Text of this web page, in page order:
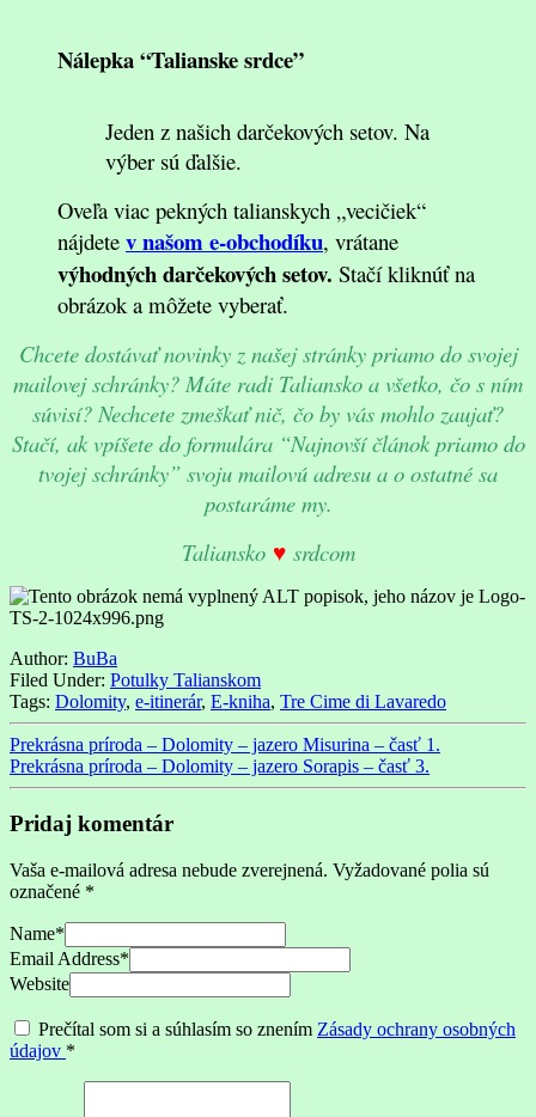
Nálepka “Talianske srdce”
Jeden z našich darčekových setov. Na
výber sú ďalšie.
Oveľa viac pekných talianskych „vecičiek“
nájdete v našom e-obchodíku, vrátane
výhodných darčekových setov. Stačí kliknúť na
obrázok a môžete vyberať.
Chcete dostávať novinky z našej stránky priamo do svojej
mailovej schránky? Máte radi Taliansko a všetko, čo s ním
súvisí? Nechcete zmeškať nič, čo by vás mohlo zaujať?
Stačí, ak vpíšete do formulára “Najnovší článok priamo do
tvojej schránky” svoju mailovú adresu a o ostatné sa
postaráme my.
Taliansko ♥srdcom
Author: BuBa
Filed Under: Potulky Talianskom
Tags: Dolomity, e-itinerár, E-kniha, Tre Cime di Lavaredo
Prekrásna príroda – Dolomity – jazero Misurina – časť 1.
Prekrásna príroda – Dolomity – jazero Sorapis – časť 3.
Pridaj komentár
Vaša e-mailová adresa nebude zverejnená. Vyžadované polia sú
označené *
Name*
Email Address*
Website
Prečítal som si a súhlasím so znením Zásady ochrany osobných
údajov *